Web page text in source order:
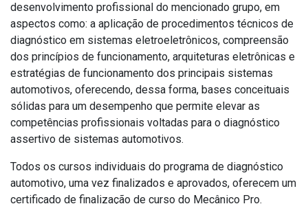
desenvolvimento profissional do mencionado grupo, em
aspectos como: a aplicação de procedimentos técnicos de
diagnóstico em sistemas eletroeletrônicos, compreensão
dos princípios de funcionamento, arquiteturas eletrônicas e
estratégias de funcionamento dos principais sistemas
automotivos, oferecendo, dessa forma, bases conceituais
sólidas para um desempenho que permite elevar as
competências profissionais voltadas para o diagnóstico
assertivo de sistemas automotivos.
Todos os cursos individuais do programa de diagnóstico
automotivo, uma vez finalizados e aprovados, oferecem um
certificado de finalização de curso do Mecânico Pro.